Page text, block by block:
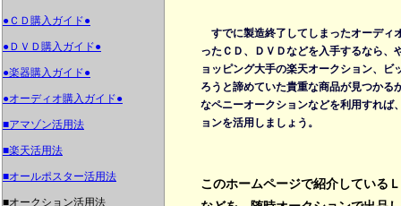
●ＣＤ購入ガイド●
●ＤＶＤ購入ガイド●
●楽器購入ガイド●
●オーディオ購入ガイド●
■アマゾン活用法
■楽天活用法
■オールポスター活用法
■オークション活用法
すでに製造終了してしまったオーディ
ったＣＤ、ＤＶＤなどを入手するなら、
ョッピング大手の楽天オークション、
ろうと諦めていた貴重な商品が見つかる
なペニーオークションなどを利用すれば
ョンを活用しましょう。
このホームページで紹介している